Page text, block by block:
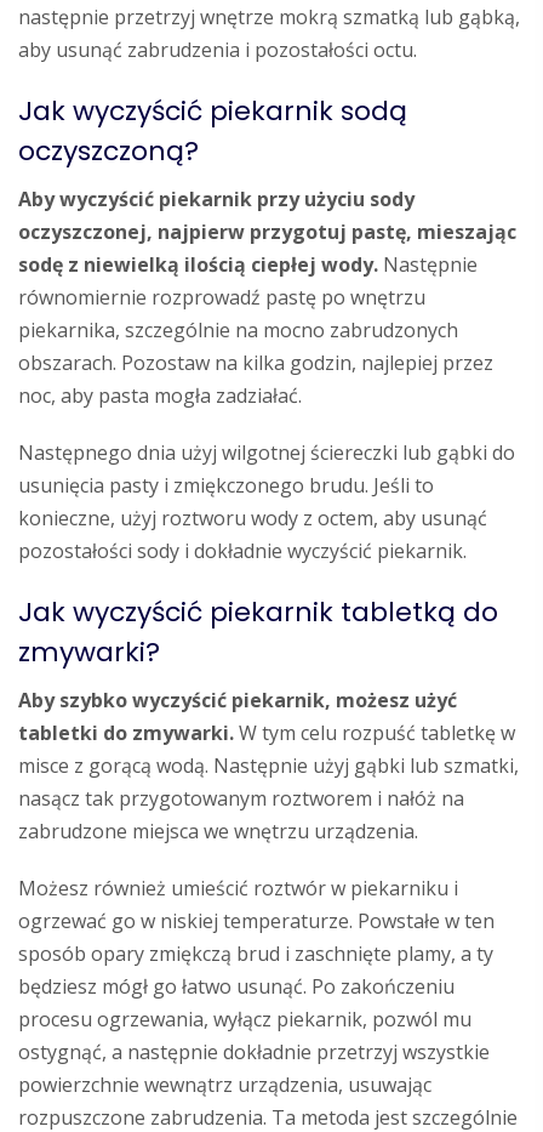
następnie przetrzyj wnętrze mokrą szmatką lub gąbką,
aby usunąć zabrudzenia i pozostałości octu.
Jak wyczyścić piekarnik sodą
oczyszczoną?
Aby wyczyścić piekarnik przy użyciu sody
oczyszczonej, najpierw przygotuj pastę, mieszając
sodę z niewielką ilością ciepłej wody. Następnie
równomiernie rozprowadź pastę po wnętrzu
piekarnika, szczególnie na mocno zabrudzonych
obszarach. Pozostaw na kilka godzin, najlepiej przez
noc, aby pasta mogła zadziałać.
Następnego dnia użyj wilgotnej ściereczki lub gąbki do
usunięcia pasty i zmiękczonego brudu. Jeśli to
konieczne, użyj roztworu wody z octem, aby usunąć
pozostałości sody i dokładnie wyczyścić piekarnik.
Jak wyczyścić piekarnik tabletką do
zmywarki?
Aby szybko wyczyścić piekarnik, możesz użyć
tabletki do zmywarki.W tym celu rozpuść tabletkę w
misce z gorącą wodą. Następnie użyj gąbki lub szmatki,
nasącz tak przygotowanym roztworem i nałóż na
zabrudzone miejsca we wnętrzu urządzenia.
Możesz również umieścić roztwór w piekarniku i
ogrzewać go w niskiej temperaturze. Powstałe w ten
sposób opary zmiękczą brud i zaschnięte plamy, a ty
będziesz mógł go łatwo usunąć. Po zakończeniu
procesu ogrzewania, wyłącz piekarnik, pozwól mu
ostygnąć, a następnie dokładnie przetrzyj wszystkie
powierzchnie wewnątrz urządzenia, usuwając
rozpuszczone zabrudzenia. Ta metoda jest szczególnie